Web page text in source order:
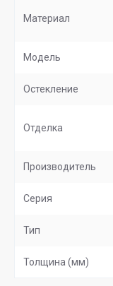
Материал
Модель
Остекление
Отделка
Производитель
Серия
Тип
Толщина (мм)